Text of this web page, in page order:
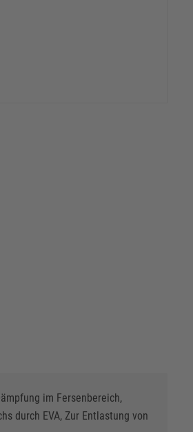
im Fersenbereich,
durch EVA, Zur Entlastung von